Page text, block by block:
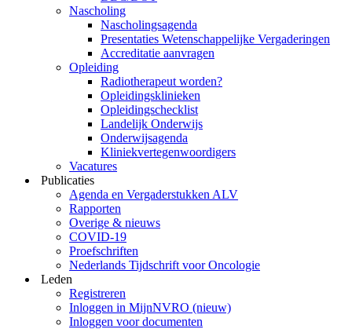
Nascholing
Nascholingsagenda
Presentaties Wetenschappelijke Vergaderingen
Accreditatie aanvragen
Opleiding
Radiotherapeut worden?
Opleidingsklinieken
Opleidingschecklist
Landelijk Onderwijs
Onderwijsagenda
Kliniekvertegenwoordigers
Vacatures
Publicaties
Agenda en Vergaderstukken ALV
Rapporten
Overige & nieuws
COVID-19
Proefschriften
Nederlands Tijdschrift voor Oncologie
Leden
Registreren
Inloggen in MijnNVRO (nieuw)
Inloggen voor documenten